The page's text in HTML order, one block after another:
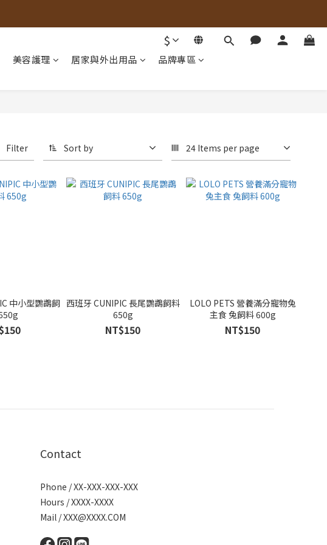
$
美容護理 居家與外出用品 品牌專區
Filter Sort by 24 Items per page
中小型鸚鵡飼 西班牙 CUNIPIC 長尾鸚鵡飼料
650g
NT$150
LOLO PETS 營養滿分寵物兔
主食 兔飼料 600g
NT$150
Contact
Phone / XX-XXX-XXX-XXX
Hours / XXXX-XXXX
Mail / XXX@XXXX.COM